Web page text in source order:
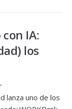
IA:
los
lanza uno de los